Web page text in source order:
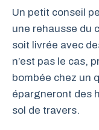
Un petit conseil
une rehausse du
soit livrée avec
n’est pas le cas,
bombée chez un
épargneront des
sol de travers.